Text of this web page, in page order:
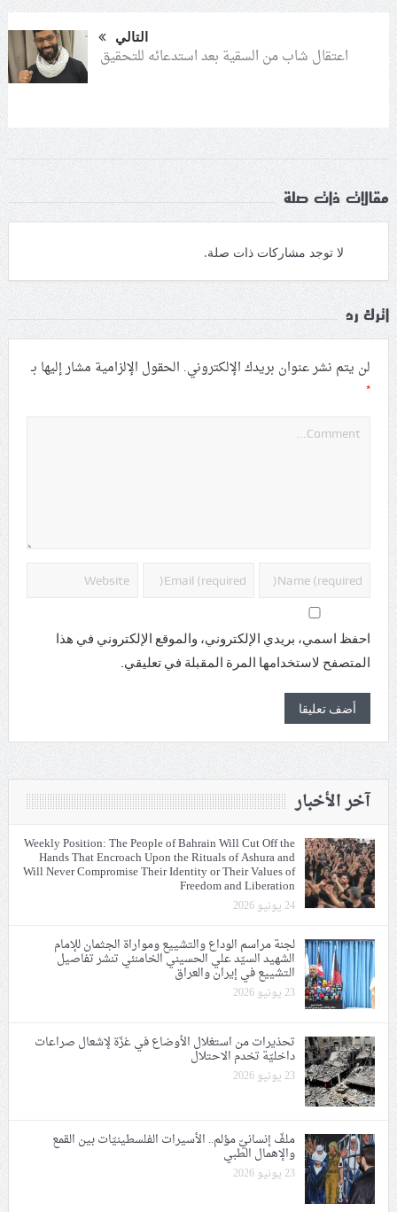
التالي
اعتقال شاب من السقية بعد استدعائه للتحقيق
مقالات ذات صلة
لا توجد مشاركات ذات صلة.
اترك رد
لن يتم نشر عنوان بريدك الإلكتروني. الحقول الإلزامية مشار إليها بـ
*
احفظ اسمي، بريدي الإلكتروني، والموقع الإلكتروني في هذا
المتصفح لاستخدامها المرة المقبلة في تعليقي.
آخر الأخبار
Weekly Position: The People of Bahrain Will Cut Off the
Hands That Encroach Upon the Rituals of Ashura and
Will Never Compromise Their Identity or Their Values of
Freedom and Liberation
24 يونيو 2026
لجنة مراسم الوداع والتشييع ومواراة الجثمان للإمام
الشهيد السيّد علي الحسيني الخامنئي تنشر تفاصيل
التشييع في إيران والعراق
23 يونيو 2026
تحذيرات من استغلال الأوضاع في غزّة لإشعال صراعات
داخليّة تخدم الاحتلال
23 يونيو 2026
ملفّ إنسانيّ مؤلم.. الأسيرات الفلسطينيّات بين القمع
والإهمال الطبي
23 يونيو 2026